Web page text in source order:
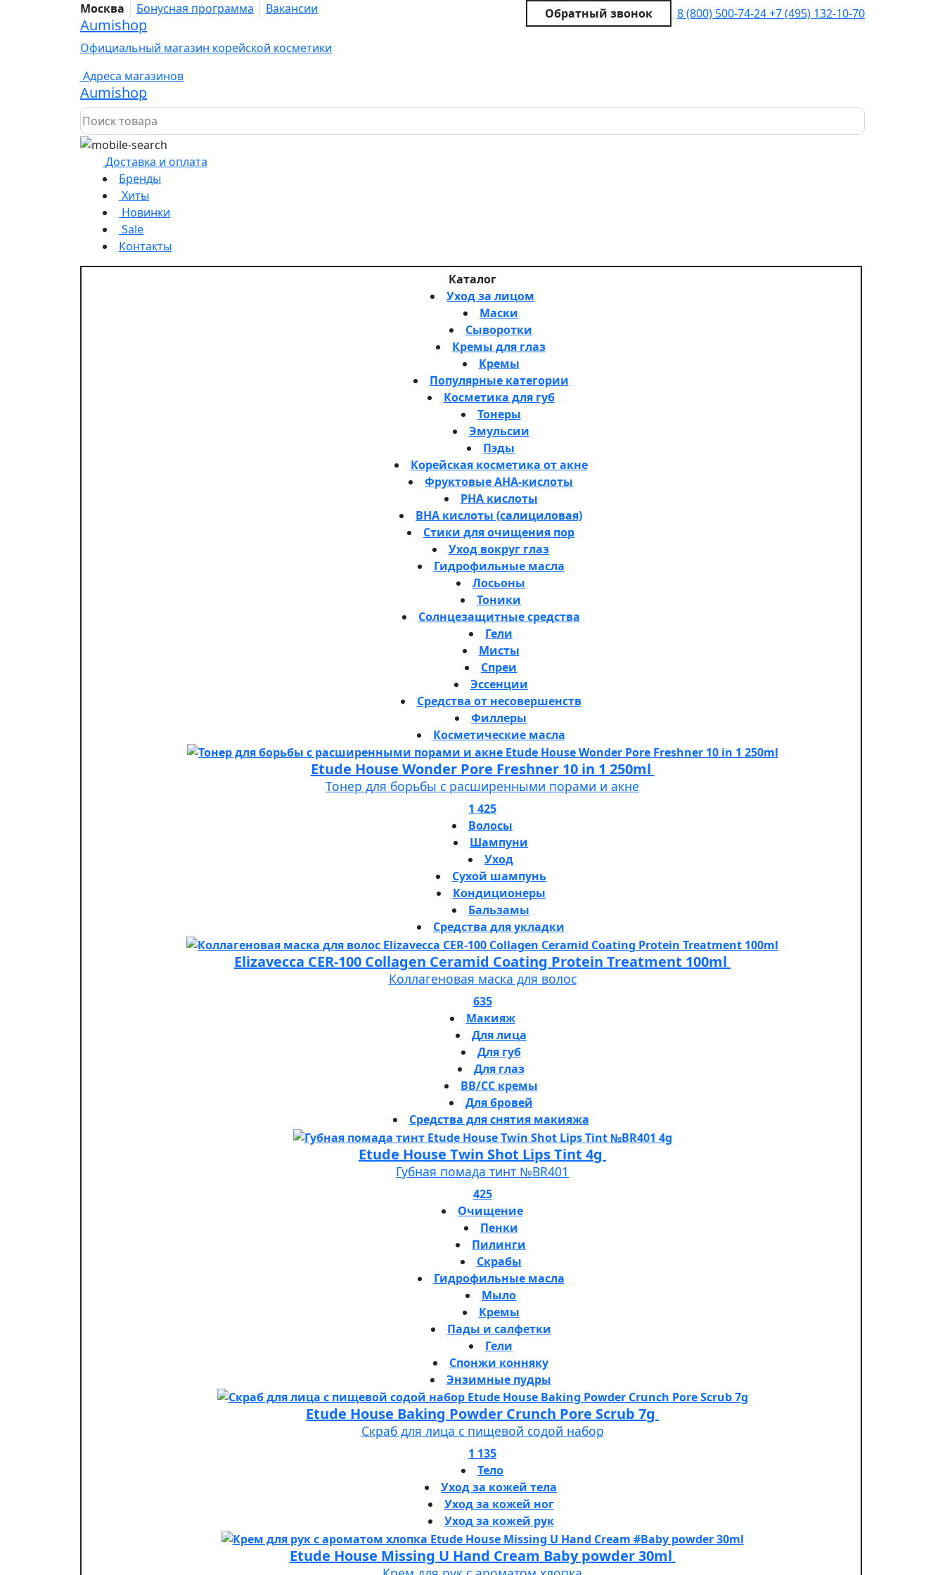
Москва Бонусная программа Вакансии Обратный звонок 8 (800) 500-74-24+7 (495) 132-10-70
Aumishop
Официальный магазин корейской косметики
Адреса магазинов
Aumishop
Доставка и оплата
Бренды
Хиты
Новинки
Sale
Контакты
Каталог
Уход за лицом
Маски
Сыворотки
Кремы для глаз
Кремы
Популярные категории
Косметика для губ
Тонеры
Эмульсии
Пэды
Корейская косметика от акне
Фруктовые AHA-кислоты
PHA кислоты
BHA кислоты (салициловая)
Стики для очищения пор
Уход вокруг глаз
Гидрофильные масла
Лосьоны
Тоники
Солнцезащитные средства
Гели
Мисты
Спреи
Эссенции
Средства от несовершенств
Филлеры
Косметические масла
Etude House Wonder Pore Freshner 10 in 1 250ml
Тонер для борьбы с расширенными порами и акне
1 425
Волосы
Шампуни
Уход
Сухой шампунь
Кондиционеры
Бальзамы
Средства для укладки
Elizavecca CER-100 Collagen Ceramid Coating Protein Treatment 100ml
Коллагеновая маска для волос
635
Макияж
Для лица
Для губ
Для глаз
BB/CC кремы
Для бровей
Средства для снятия макияжа
Etude House Twin Shot Lips Tint 4g
Губная помада тинт №BR401
425
Очищение
Пенки
Пилинги
Скрабы
Гидрофильные масла
Мыло
Кремы
Пады и салфетки
Гели
Спонжи конняку
Энзимные пудры
Etude House Baking Powder Crunch Pore Scrub 7g
Скраб для лица с пищевой содой набор
1 135
Тело
Уход за кожей тела
Уход за кожей ног
Уход за кожей рук
Etude House Missing U Hand Cream Baby powder 30ml